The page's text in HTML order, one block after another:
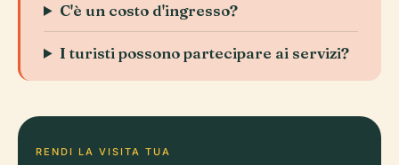
C'è un costo d'ingresso?
I turisti possono partecipare ai servizi?
RENDI LA VISITA TUA